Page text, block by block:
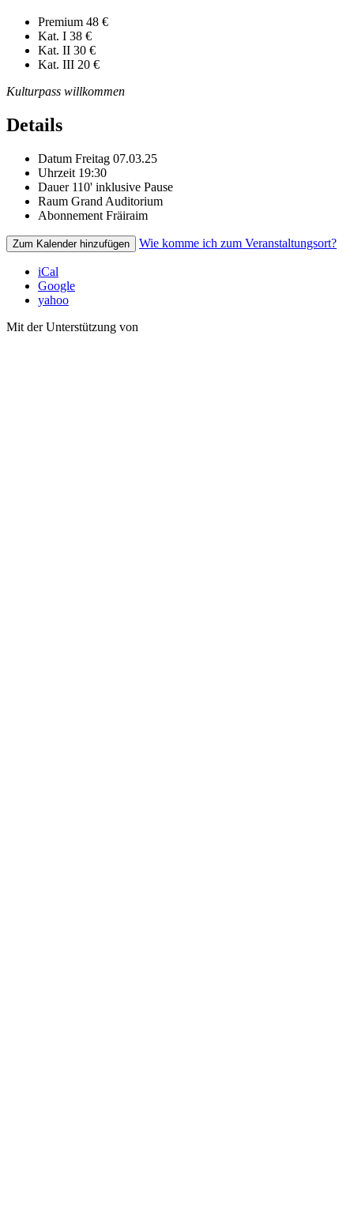
Premium 48 €
Kat. I 38 €
Kat. II 30 €
Kat. III 20 €
Kulturpass willkommen
Details
Datum Freitag 07.03.25
Uhrzeit 19:30
Dauer 110' inklusive Pause
Raum Grand Auditorium
Abonnement Fräiraim
Zum Kalender hinzufügen Wie komme ich zum Veranstaltungsort?
iCal
Google
yahoo
Mit der Unterstützung von